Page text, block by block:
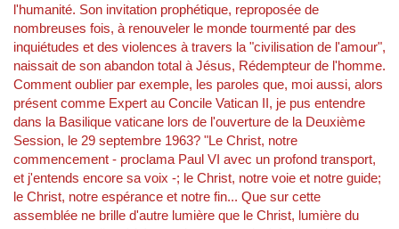
l'humanité. Son invitation prophétique, reproposée de
nombreuses fois, à renouveler le monde tourmenté par des
inquiétudes et des violences à travers la "civilisation de l'amour",
naissait de son abandon total à Jésus, Rédempteur de l'homme.
Comment oublier par exemple, les paroles que, moi aussi, alors
présent comme Expert au Concile Vatican II, je pus entendre
dans la Basilique vaticane lors de l'ouverture de la Deuxième
Session, le 29 septembre 1963? "Le Christ, notre
commencement - proclama Paul VI avec un profond transport,
et j'entends encore sa voix -; le Christ, notre voie et notre guide;
le Christ, notre espérance et notre fin... Que sur cette
assemblée ne brille d'autre lumière que le Christ, lumière du